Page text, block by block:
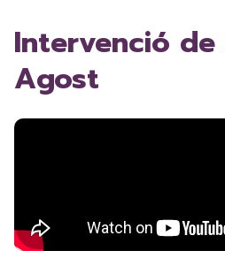
Intervenció de
Agost